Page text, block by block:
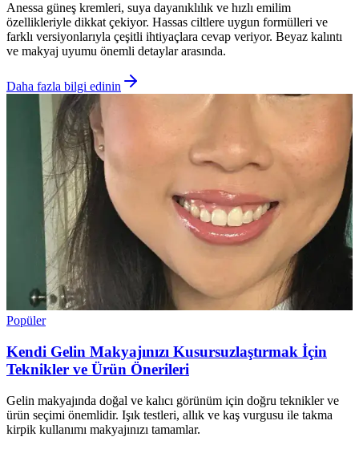
Anessa güneş kremleri, suya dayanıklılık ve hızlı emilim
özellikleriyle dikkat çekiyor. Hassas ciltlere uygun formülleri ve
farklı versiyonlarıyla çeşitli ihtiyaçlara cevap veriyor. Beyaz kalıntı
ve makyaj uyumu önemli detaylar arasında.
Daha fazla bilgi edinin
Popüler
Kendi Gelin Makyajınızı Kusursuzlaştırmak İçin
Teknikler ve Ürün Önerileri
Gelin makyajında doğal ve kalıcı görünüm için doğru teknikler ve
ürün seçimi önemlidir. Işık testleri, allık ve kaş vurgusu ile takma
kirpik kullanımı makyajınızı tamamlar.